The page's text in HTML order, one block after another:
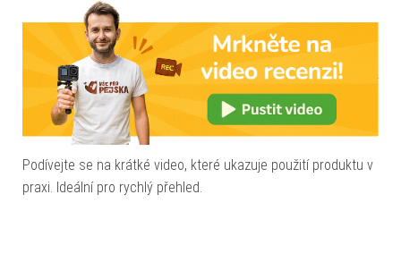
Podívejte se na krátké video, které ukazuje použití produktu v
praxi. Ideální pro rychlý přehled.